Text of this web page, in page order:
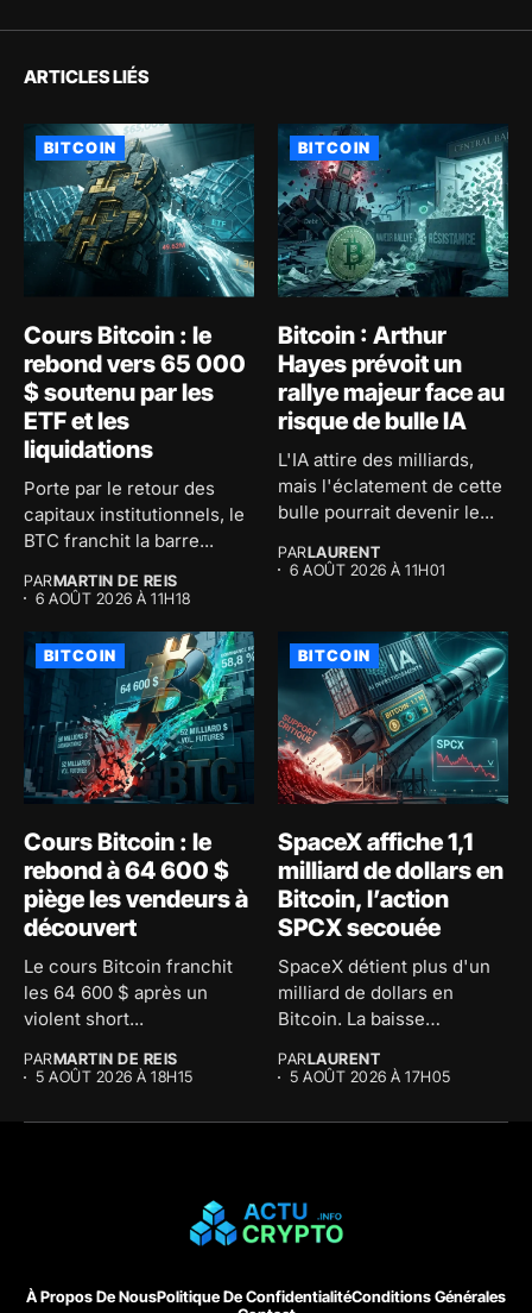
ARTICLES LIÉS
BITCOIN
Cours Bitcoin : le
rebond vers 65 000
$ soutenu par les
ETF et les
liquidations
Porte par le retour des
capitaux institutionnels, le
BTC franchit la barre...
PARMARTIN DE REIS
6 AOÛT 2026 À 11H18
BITCOIN
Bitcoin : Arthur
Hayes prévoit un
rallye majeur face au
risque de bulle IA
L'IA attire des milliards,
mais l'éclatement de cette
bulle pourrait devenir le...
PARLAURENT
6 AOÛT 2026 À 11H01
BITCOIN
Cours Bitcoin : le
rebond à 64 600 $
piège les vendeurs à
découvert
Le cours Bitcoin franchit
les 64 600 $ après un
violent short...
PARMARTIN DE REIS
5 AOÛT 2026 À 18H15
BITCOIN
SpaceX affiche 1,1
milliard de dollars en
Bitcoin, l’action
SPCX secouée
SpaceX détient plus d'un
milliard de dollars en
Bitcoin. La baisse
PARLAURENT
5 AOÛT 2026 À 17H05
À Propos De NousPolitique De ConfidentialitéConditions Générales